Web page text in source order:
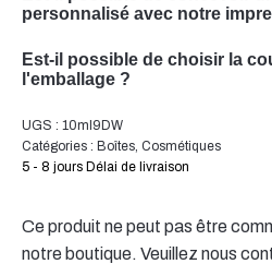
personnalisé avec notre
avec votre sujet. Notre équipe
répondent à vos besoins
Est-il possible de choisir la
l'emballage ?
finition de votre emballage.
plaisir de vous conseiller pour
UGS : 10ml9DW
Catégories : Boîtes, Cosmétiques
5 - 8 jours Délai de livraison
Ce produit ne peut pas être
notre boutique. Veuillez nous